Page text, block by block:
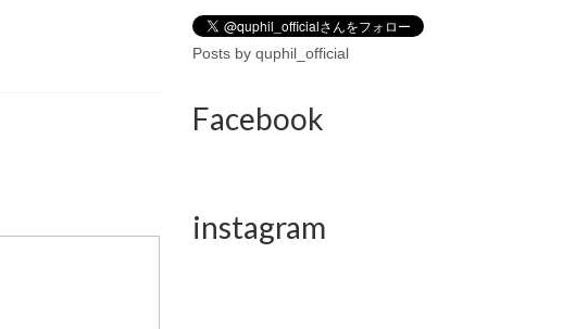
Posts by quphil_official
Facebook
instagram